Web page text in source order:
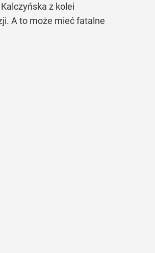
z kolei
A to może mieć fatalne